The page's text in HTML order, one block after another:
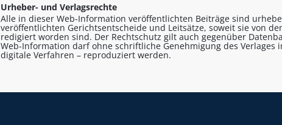
Urheber- und Verlagsrechte
Alle in dieser Web-Information veröffentlichten Beiträge sind
veröffentlichten Gerichtsentscheide und Leitsätze, soweit sie von
redigiert worden sind. Der Rechtschutz gilt auch gegenüber
Web-Information darf ohne schriftliche Genehmigung des
digitale Verfahren – reproduziert werden.